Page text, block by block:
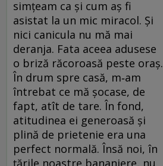
simțeam ca și cum aș fi
asistat la un mic miracol. Și
nici canicula nu mă mai
deranja. Fata aceea adusese
o briză răcoroasă peste oraș.
În drum spre casă, m‑am
întrebat ce mă șocase, de
fapt, atît de tare. În fond,
atitudinea ei generoasă și
plină de prietenie era una
perfect normală. Însă noi, în